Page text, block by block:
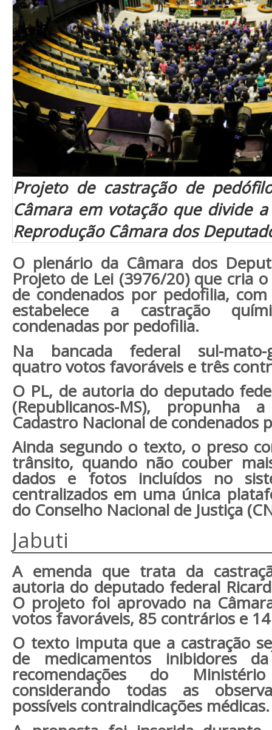
Projeto de castração de
Câmara em votação que divide
Reprodução Câmara dos
O plenário da Câmara dos
Projeto de Lei (3976/20) que cria
de condenados por pedofilia,
estabelece a castração
condenadas por pedofilia.
Na bancada federal sul-mato-
quatro votos favoráveis e três
O PL, de autoria do deputado
(Republicanos-MS),
Cadastro Nacional de condenados
Ainda segundo o texto, o preso
trânsito, quando não couber
dados e fotos incluídos no
centralizados em uma única
do Conselho Nacional de Justiça
Jabuti
A emenda que trata da
autoria do deputado federal
O projeto foi aprovado na
votos favoráveis, 85 contrários e
O texto imputa que a castração
de medicamentos inibidores
recomendações do
considerando todas as
possíveis contraindicações médicas.